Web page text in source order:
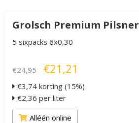
Grolsch Premium Pilsner
5 sixpacks 6x0,30
€24,95 €21,21
€3,74 korting (15%)
€2,36 per liter
Alléén online